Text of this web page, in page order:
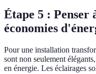
Étape 5 :
économies
Pour une installation
sont non seulement
en énergie. Les éclairages